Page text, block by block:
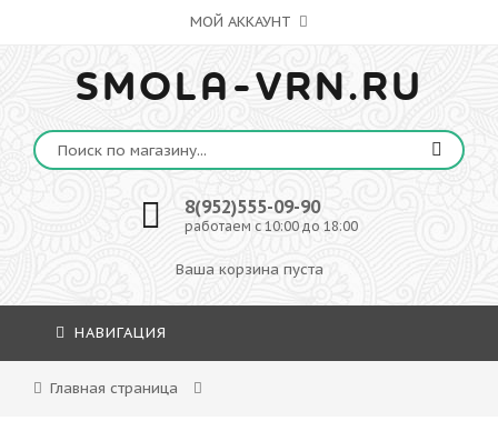
МОЙ АККАУНТ
SMOLA-VRN.RU
8(952)555-09-90
работаем с 10:00 до 18:00
Ваша корзина пуста
НАВИГАЦИЯ
Главная страница